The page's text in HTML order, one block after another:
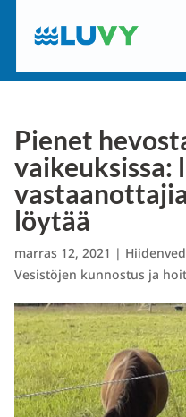
Pienet
vaikeuksissa:
löytää
marras 12, 2021 |
Vesistöjen kunnostus ja